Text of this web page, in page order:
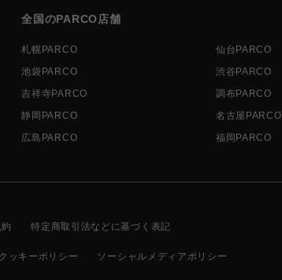
全国のPARCO店舗
札幌PARCO 仙台PARCO
池袋PARCO
渋谷PARCO
吉祥寺PARCO
調布PARCO
静岡PARCO
名古屋PARCO
広島PARCO
福岡PARCO
特定商取引法などに基づく表記
クッキーポリシー ソーシャルメディアポリシー